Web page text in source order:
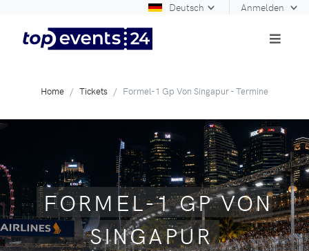
Deutsch Anmelden
Home Tickets Formel-1 Gp Von Singapur - Termine
FORMEL-1 GP VON
SINGAPUR